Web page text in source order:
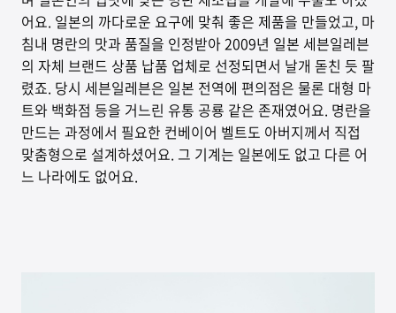
어요. 일본의 까다로운 요구에 맞춰 좋은 제품을 만들었고, 마
침내 명란의 맛과 품질을 인정받아 2009년 일본 세븐일레븐
의 자체 브랜드 상품 납품 업체로 선정되면서 날개 돋친 듯 팔
렸죠. 당시 세븐일레븐은 일본 전역에 편의점은 물론 대형 마
트와 백화점 등을 거느린 유통 공룡 같은 존재였어요. 명란을
만드는 과정에서 필요한 컨베이어 벨트도 아버지께서 직접
맞춤형으로 설계하셨어요. 그 기계는 일본에도 없고 다른 어
느 나라에도 없어요.